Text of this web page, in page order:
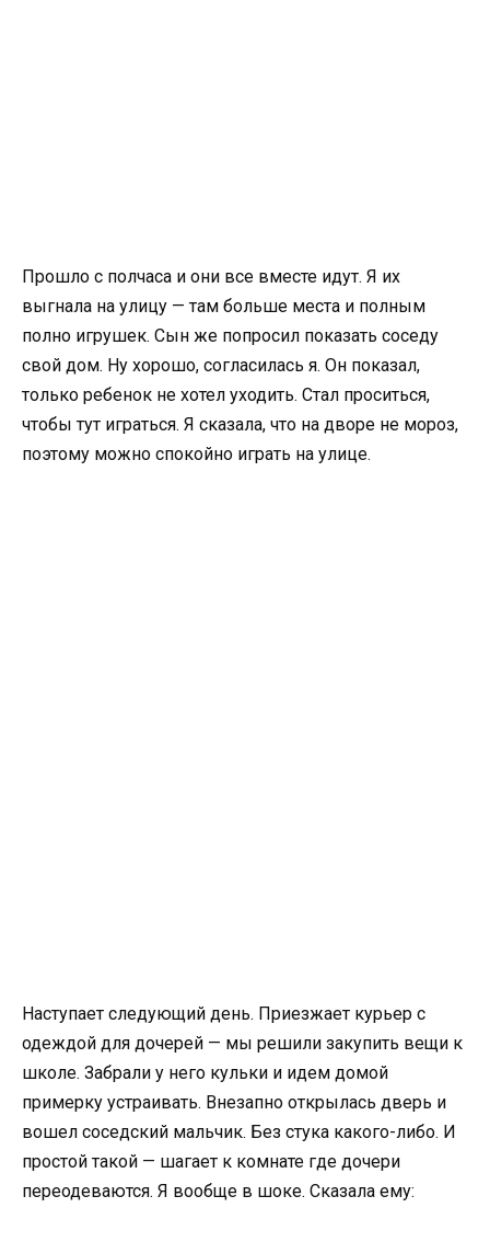
Прошло с полчаса и они все вместе идут. Я их
выгнала на улицу — там больше места и полным
полно игрушек. Сын же попросил показать соседу
свой дом. Ну хорошо, согласилась я. Он показал,
только ребенок не хотел уходить. Стал проситься,
чтобы тут играться. Я сказала, что на дворе не мороз,
поэтому можно спокойно играть на улице.
Наступает следующий день. Приезжает курьер с
одеждой для дочерей — мы решили закупить вещи к
школе. Забрали у него кульки и идем домой
примерку устраивать. Внезапно открылась дверь и
вошел соседский мальчик. Без стука какого-либо. И
простой такой — шагает к комнате где дочери
переодеваются. Я вообще в шоке. Сказала ему: